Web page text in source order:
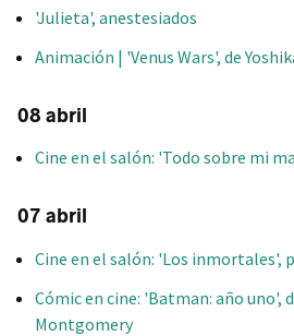
'Julieta', anestesiados
Animación | 'Venus Wars', de
08 abril
Cine en el salón: 'Todo sobre mi
07 abril
Cine en el salón: 'Los inmortales',
Cómic en cine: 'Batman: año uno',
Montgomery